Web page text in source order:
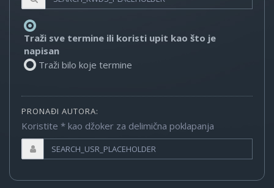
Traži sve termine ili koristi upit kao što je
napisan
Traži bilo koje termine
PRONAĐI AUTORA:
Koristite * kao džoker za delimična poklapanja